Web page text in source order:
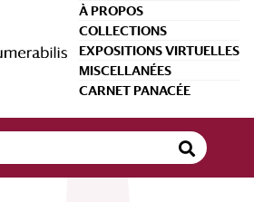
À PROPOS
COLLECTIONS
EXPOSITIONS VIRTUELLES
MISCELLANÉES
CARNET PANACÉE